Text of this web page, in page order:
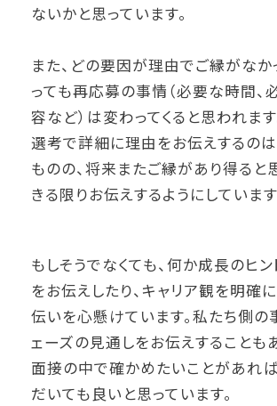
ないかと思っています。
また、どの要因が理由でご縁がなか
っても再応募の事情（必要な時間、
容など）は変わってくると思われま
選考で詳細に理由をお伝えするの
ものの、将来またご縁があり得ると
きる限りお伝えするようにしています
もしそうでなくても、何か成長のヒ
をお伝えしたり、キャリア観を明確
伝いを心懸けています。私たち側の
ェーズの見通しをお伝えすることも
面接の中で確かめたいことがあれ
だいても良いと思っています。